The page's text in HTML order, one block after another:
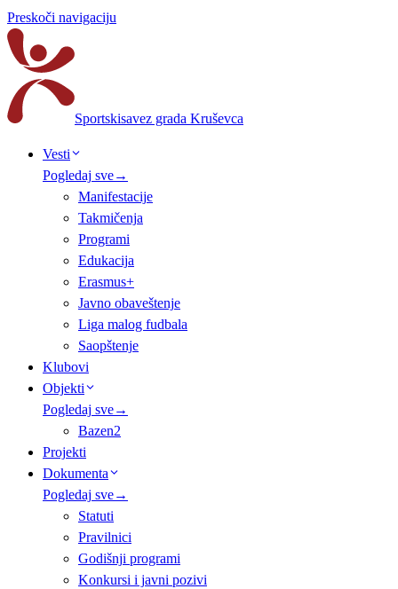
Preskoči navigaciju
Sportskisavez grada Kruševca
Vesti
Pogledaj sve→
Manifestacije
Takmičenja
Programi
Edukacija
Erasmus+
Javno obaveštenje
Liga malog fudbala
Saopštenje
Klubovi
Objekti
Pogledaj sve→
Bazen2
Projekti
Dokumenta
Pogledaj sve→
Statuti
Pravilnici
Godišnji programi
Konkursi i javni pozivi